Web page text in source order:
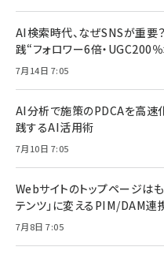
AI検索時代、なぜSNSが重要
践“フォロワー6倍・UGC200
7月14日 7:05
AI分析で施策のPDCAを高
践するAI活用術
7月10日 7:05
Webサイトのトップページは
テンツ」に変えるPIM/DAM連
7月8日 7:05